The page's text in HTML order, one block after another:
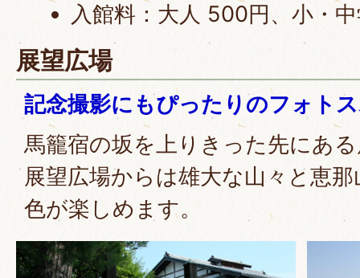
入館料：大人 500円、小・
展望広場
記念撮影にもぴったりのフォト
馬籠宿の坂を上りきった先にあ
展望広場からは雄大な山々と恵
色が楽しめます。